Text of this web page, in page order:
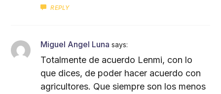
REPLY
Miguel Angel Lunasays:
Totalmente de acuerdo Lenmi, con lo
que dices, de poder hacer acuerdo con
agricultores. Que siempre son los menos